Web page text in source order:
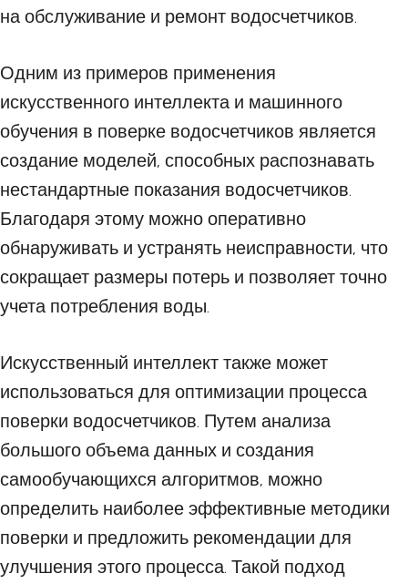
на обслуживание и ремонт водосчетчиков.
Одним из примеров применения
искусственного интеллекта и машинного
обучения в поверке водосчетчиков является
создание моделей, способных распознавать
нестандартные показания водосчетчиков.
Благодаря этому можно оперативно
обнаруживать и устранять неисправности, что
сокращает размеры потерь и позволяет точно
учета потребления воды.
Искусственный интеллект также может
использоваться для оптимизации процесса
поверки водосчетчиков. Путем анализа
большого объема данных и создания
самообучающихся алгоритмов, можно
определить наиболее эффективные методики
поверки и предложить рекомендации для
улучшения этого процесса. Такой подход